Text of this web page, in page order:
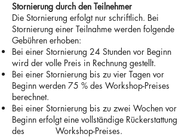
Stornierung durch den Teilnehmer
Die Stornierung erfolgt nur schriftlich. Bei
Stornierung einer Teilnahme werden folgende
Gebühren erhoben:
Bei einer Stornierung 24 Stunden vor Beginn
wird der volle Preis in Rechnung gestellt.
Bei einer Stornierung bis zu vier Tagen vor
Beginn werden 75 % des Workshop-Preises
berechnet.
Bei einer Stornierung bis zu zwei Wochen vor
Beginn erfolgt eine vollständige Rückerstattung
des Workshop-Preises.